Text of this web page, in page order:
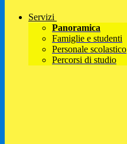
Servizi
Panoramica
Famiglie e studenti
Personale scolastico
Percorsi di studio